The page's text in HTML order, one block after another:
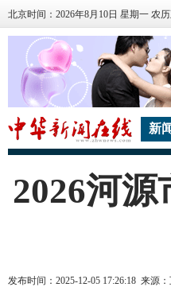
北京时间：2026年8月10日 星期一 农
新
2026河
发布时间：2025-12-05 17:26:18 来源